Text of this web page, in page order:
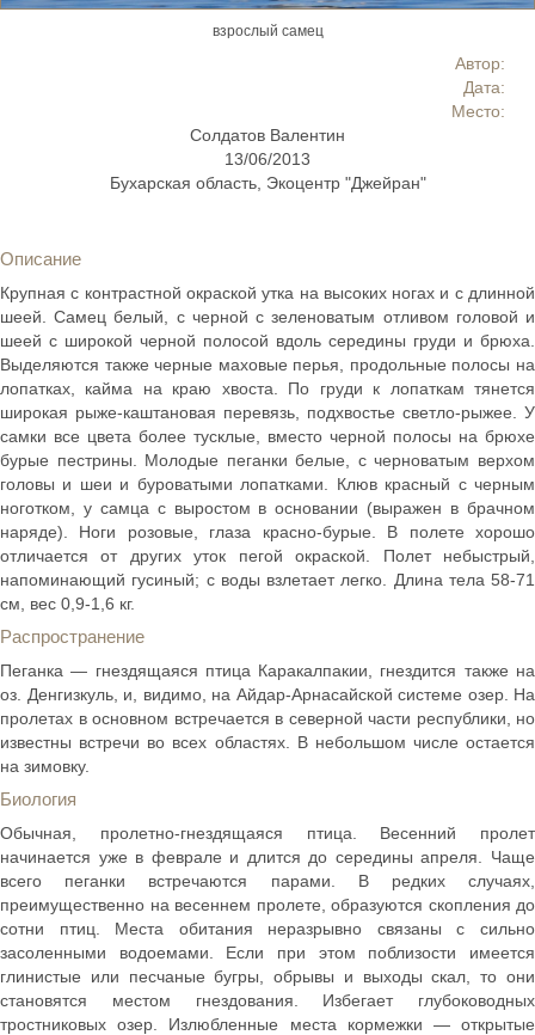
Автор:
Дата:
Место:
Солдатов Валентин
13/06/2013
Бухарская область, Экоцентр "Джейран"
взрослый самец
Описание
Крупная с контрастной окраской утка на высоких ногах и с длинной
шеей. Самец белый, с черной с зеленоватым отливом головой и
шеей с широкой черной полосой вдоль середины груди и брюха.
Выделяются также черные маховые перья, продольные полосы на
лопатках, кайма на краю хвоста. По груди к лопаткам тянется
широкая рыже-каштановая перевязь, подхвостье светло-рыжее. У
самки все цвета более тусклые, вместо черной полосы на брюхе
бурые пестрины. Молодые пеганки белые, с черноватым верхом
головы и шеи и буроватыми лопатками. Клюв красный с черным
ноготком, у самца с выростом в основании (выражен в брачном
наряде). Ноги розовые, глаза красно-бурые. В полете хорошо
отличается от других уток пегой окраской. Полет небыстрый,
напоминающий гусиный; с воды взлетает легко. Длина тела 58-71
см, вес 0,9-1,6 кг.
Распространение
Пеганка — гнездящаяся птица Каракалпакии, гнездится также на
оз. Денгизкуль, и, видимо, на Айдар-Арнасайской системе озер. На
пролетах в основном встречается в северной части республики, но
известны встречи во всех областях. В небольшом числе остается
на зимовку.
Биология
Обычная, пролетно-гнездящаяся птица. Весенний пролет
начинается уже в феврале и длится до середины апреля. Чаще
всего пеганки встречаются парами. В редких случаях,
преимущественно на весеннем пролете, образуются скопления до
сотни птиц. Места обитания неразрывно связаны с сильно
засоленными водоемами. Если при этом поблизости имеется
глинистые или песчаные бугры, обрывы и выходы скал, то они
становятся местом гнездования. Избегает глубоководных
тростниковых озер. Излюбленные места кормежки — открытые